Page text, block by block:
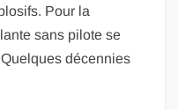
Pour la
sans pilote se
décennies